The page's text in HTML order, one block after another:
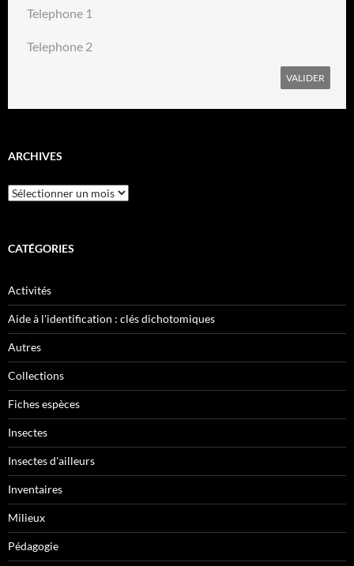
ARCHIVES
Archives
CATÉGORIES
Activités
Aide à l'identification : clés dichotomiques
Autres
Collections
Fiches espèces
Insectes
Insectes d'ailleurs
Inventaires
Milieux
Pédagogie